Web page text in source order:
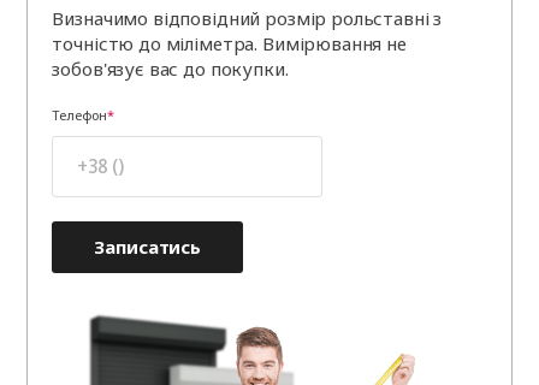
Визначимо відповідний розмір рольставні з
точністю до міліметра. Вимірювання не
зобов'язує вас до покупки.
Телефон
Записатись